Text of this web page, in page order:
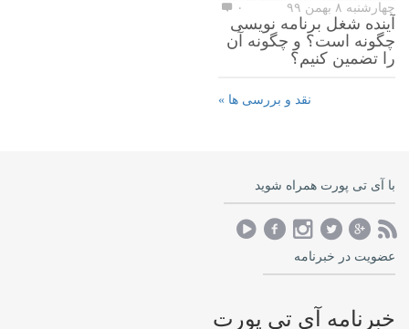
چهارشنبه ۸ بهمن ۹۹ ۰
آینده شغل برنامه نویسی
چگونه است؟ و چگونه آن
را تضمین کنیم؟
نقد و بررسی ها »
با آی تی پورت همراه شوید
عضویت در خبرنامه
خبرنامه آی تی پورت